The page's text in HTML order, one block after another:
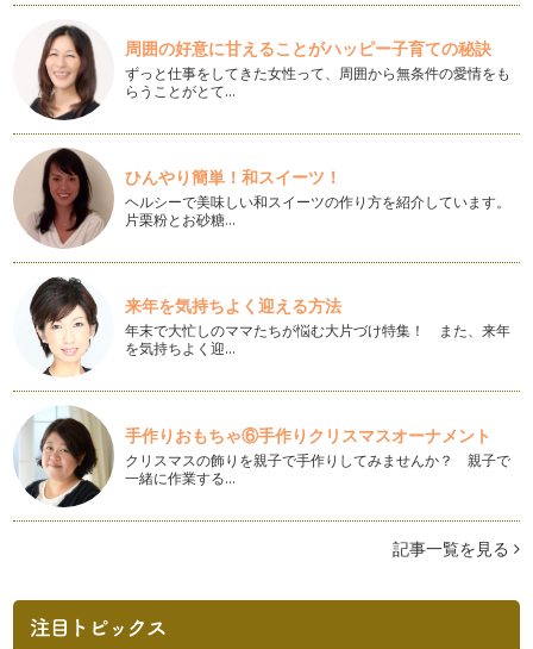
４歳児の汚れをとる歯磨き
３歳児では、食べたら磨くの習慣付けのための歯磨きを練習し
ました。 http://w…
３歳児のはじめての一人磨き
３歳児（年少児）になったら、「一人磨き」を練習してみまし
ょう。 ３歳児での練習は、…
キシリトールで虫歯予防をしよう
CMでも耳にするキシリトール。実際どんな効果があるかご存
知でしょうか。 キシリトー…
妊娠中のプレママが今からできること
お母さんのお口の中の状態は出生前後の赤ちゃんへ影響しま
す。妊娠が分かったら、まずは妊婦歯科…
むし歯と時間の関係
歯の表面は身体の組織の中で最も硬いエナメル質という組織
で覆われており、長時間「酸」にさら…
フッ素（家庭編）
前回は、歯科医院での専門的な処置としてのフッ素のお話をし
フッ素は私たちの身近な自然にある元素のひとつで、お茶、硬
水、魚介類など多くの食品に含まれて…
周囲の好意に甘えることがハッピー子育ての秘訣
ずっと仕事をしてきた女性って、周囲から無条件の愛情をも
らうことがとて…
ひんやり簡単！和スイーツ！
ヘルシーで美味しい和スイーツの作り方を紹介しています。
片栗粉とお砂糖…
来年を気持ちよく迎える方法
年末で大忙しのママたちが悩む大片づけ特集！ また、来年
を気持ちよく迎…
手作りおもちゃ⑥手作りクリスマスオーナメント
クリスマスの飾りを親子で手作りしてみませんか？ 親子で
一緒に作業する…
記事一覧を見る